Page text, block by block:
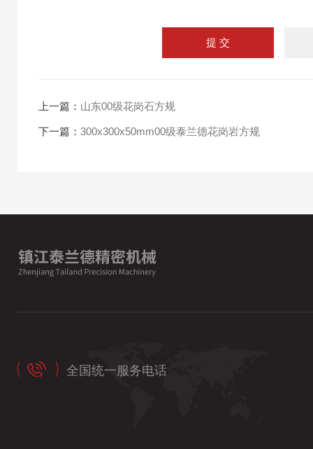
上一篇： 山东00级花岗石方规
下一篇： 300x300x50mm00级泰兰德花岗岩方规
全国统一服务电话